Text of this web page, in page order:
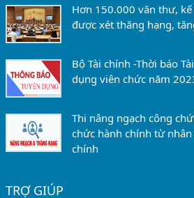
Hơn 150.000 văn thư,
được xét thăng hạng,
Bộ Tài chính -Thời báo
dụng viên chức năm
Thi nâng ngạch công
chức hành chính từ nhân
chính
TRỢ GIÚP